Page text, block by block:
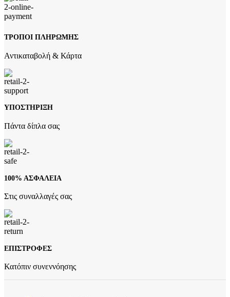
ΤΡΟΠΟΙ ΠΛΗΡΩΜΗΣ
Αντικαταβολή & Κάρτα
ΥΠΟΣΤΗΡΙΞΗ
Πάντα δίπλα σας
100% ΑΣΦΑΛΕΙΑ
Στις συναλλαγές σας
ΕΠΙΣΤΡΟΦΕΣ
Κατόπιν συνεννόησης